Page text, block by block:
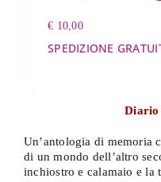
€ 10,00
SPEDIZIONE
Diario
Un’antologia di memoria
di un mondo dell’altro
inchiostro e calamaio e la